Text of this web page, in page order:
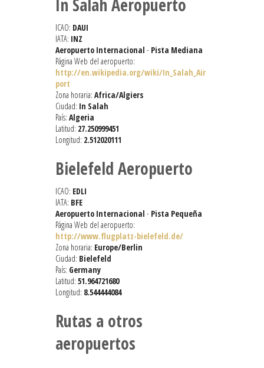
In Salah Aeropuerto
ICAO: DAUI
IATA: INZ
Aeropuerto Internacional - Pista Mediana
Página Web del aeropuerto:
http://en.wikipedia.org/wiki/In_Salah_Air
port
Zona horaria: Africa/Algiers
Ciudad: In Salah
País: Algeria
Latitud: 27.250999451
Longitud: 2.512020111
Bielefeld Aeropuerto
ICAO: EDLI
IATA: BFE
Aeropuerto Internacional - Pista Pequeña
Página Web del aeropuerto:
http://www.flugplatz-bielefeld.de/
Zona horaria: Europe/Berlin
Ciudad: Bielefeld
País: Germany
Latitud: 51.964721680
Longitud: 8.544444084
Rutas a otros
aeropuertos